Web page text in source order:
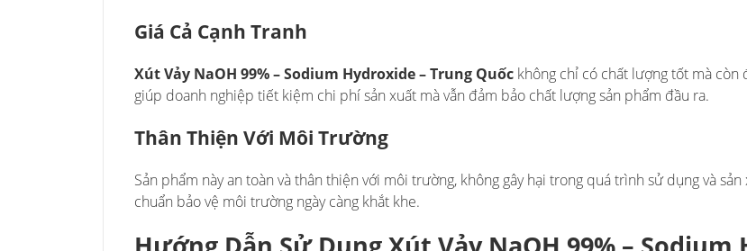
Giá Cả Cạnh Tranh
Xút Vảy NaOH 99% – Sodium Hydroxide – Trung Quốc không chỉ có chất lượng tốt mà
giúp doanh nghiệp tiết kiệm chi phí sản xuất mà vẫn đảm bảo chất lượng sản phẩm đầu ra.
Thân Thiện Với Môi Trường
Sản phẩm này an toàn và thân thiện với môi trường, không gây hại trong quá trình sử dụng và
chuẩn bảo vệ môi trường ngày càng khắt khe.